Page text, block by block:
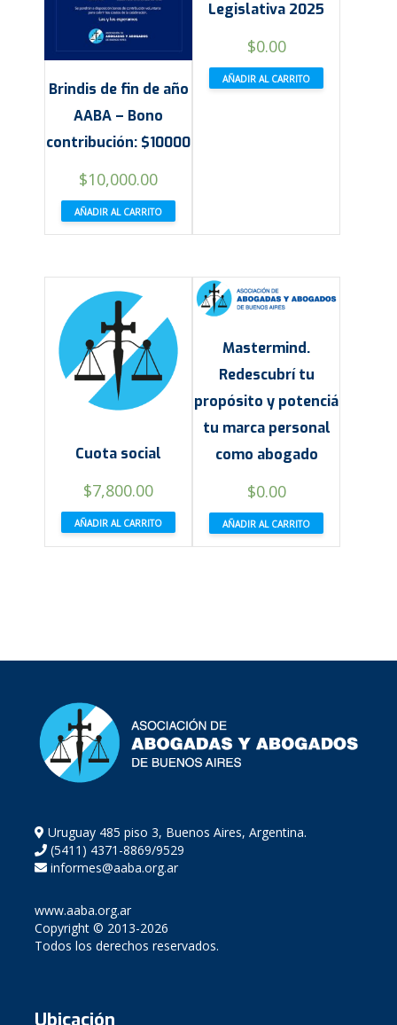
Brindis de fin de año
AABA – Bono
contribución: $10000
$10,000.00
AÑADIR AL CARRITO
Legislativa 2025
$0.00
AÑADIR AL CARRITO
Cuota social
$7,800.00
AÑADIR AL CARRITO
Mastermind.
Redescubrí tu
propósito y potenciá
tu marca personal
como abogado
$0.00
AÑADIR AL CARRITO
Uruguay 485 piso 3, Buenos Aires, Argentina.
(5411) 4371-8869/9529
informes@aaba.org.ar
www.aaba.org.ar
Copyright © 2013-2026
Todos los derechos reservados.